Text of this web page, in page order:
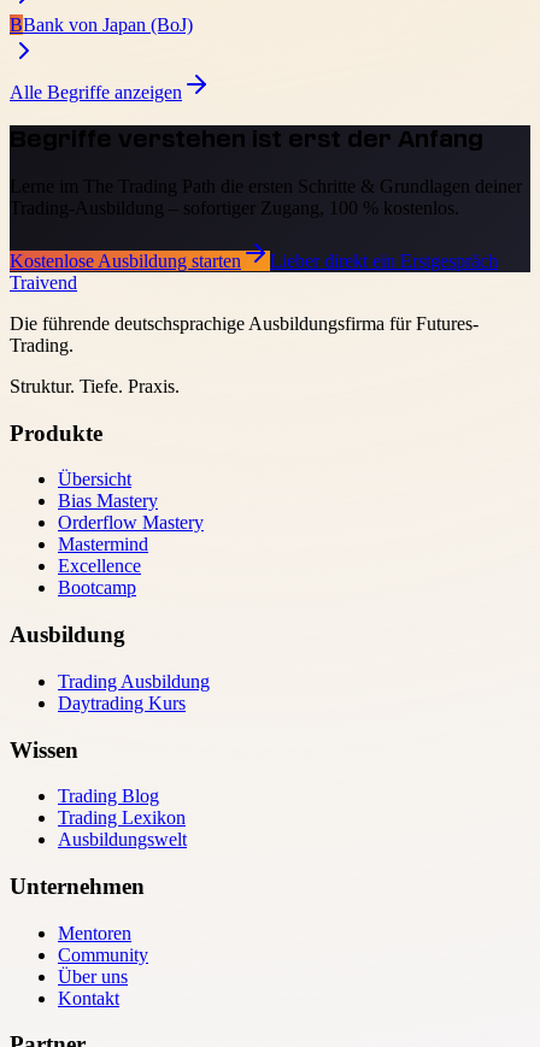
BBank von Japan (BoJ)
Alle Begriffe anzeigen
Begriffe verstehen ist erst der Anfang
Lerne im The Trading Path die ersten Schritte & Grundlagen deiner
Trading-Ausbildung – sofortiger Zugang, 100 % kostenlos.
Kostenlose Ausbildung starten
Lieber direkt ein Erstgespräch
Traivend
Die führende deutschsprachige Ausbildungsfirma für Futures-
Trading.
Struktur. Tiefe. Praxis.
Produkte
Übersicht
Bias Mastery
Orderflow Mastery
Mastermind
Excellence
Bootcamp
Ausbildung
Trading Ausbildung
Daytrading Kurs
Wissen
Trading Blog
Trading Lexikon
Ausbildungswelt
Unternehmen
Mentoren
Community
Über uns
Kontakt